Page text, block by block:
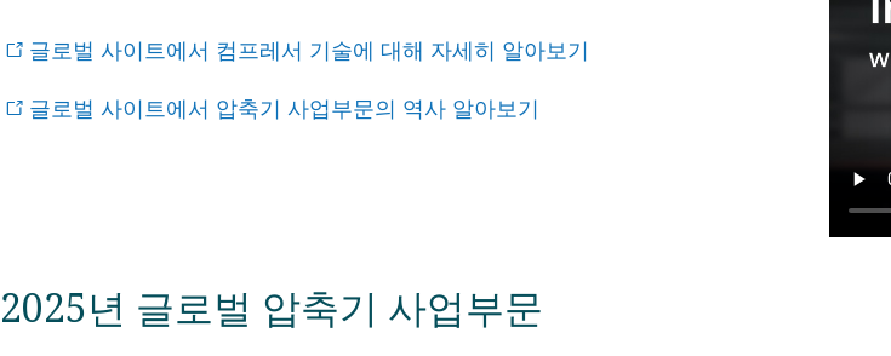
글로벌 사이트에서 컴프레서 기술에 대해 자세히 알아보기
글로벌 사이트에서 압축기 사업부문의 역사 알아보기
2025년 글로벌 압축기 사업부문